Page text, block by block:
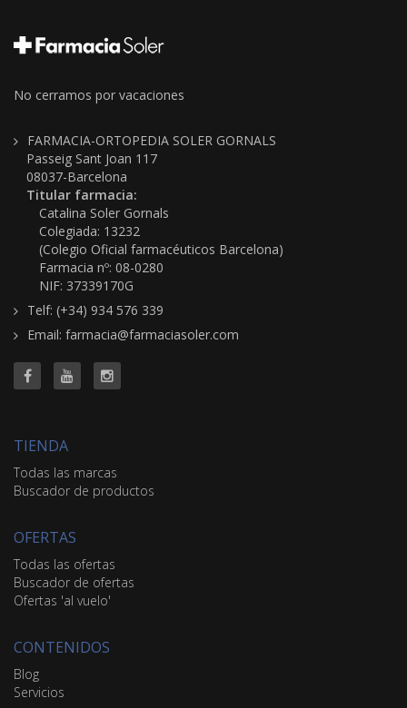
No cerramos por vacaciones
FARMACIA-ORTOPEDIA SOLER GORNALS
Passeig Sant Joan 117
08037-Barcelona
Titular farmacia:
Catalina Soler Gornals
Colegiada: 13232
(Colegio Oficial farmacéuticos Barcelona)
Farmacia nº: 08-0280
NIF: 37339170G
Telf: (+34) 934 576 339
Email: farmacia@farmaciasoler.com
TIENDA
Todas las marcas
Buscador de productos
OFERTAS
Todas las ofertas
Buscador de ofertas
Ofertas 'al vuelo'
CONTENIDOS
Blog
Servicios